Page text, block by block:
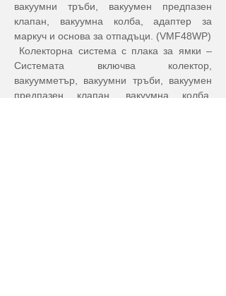
вакуумни тръби, вакуумен предпазен
клапан, вакуумна колба, адаптер за
маркуч и основа за отпадъци. (VMF48WP)
Системата включва колектор,
вакуумметър, вакуумни тръби, вакуумен
предпазен клапан, вакуумна колба,